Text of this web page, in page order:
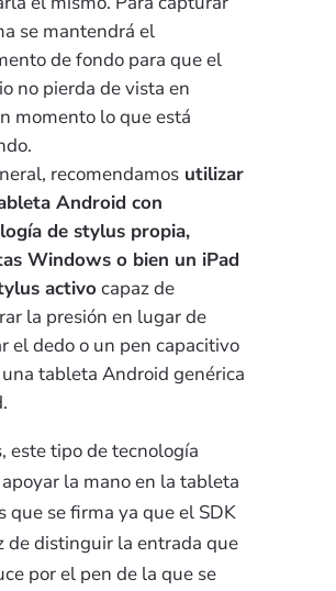
se mantendrá el
de fondo para que el
no pierda de vista en
momento lo que está
recomendamosutilizar
Android con
de stylus propia,
Windows o bien un iPad
activo capaz de
la presión en lugar de
el dedo o un pen capacitivo
tableta Android genérica
este tipo de tecnología
la mano en la tableta
que se firma ya que el SDK
de distinguir la entrada que
por el pen de la que se